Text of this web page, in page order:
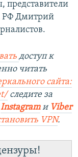
представители
РФ Дмитрий
доступ к
читать
сайта:
следите за
Instagramи Viber
VPN.